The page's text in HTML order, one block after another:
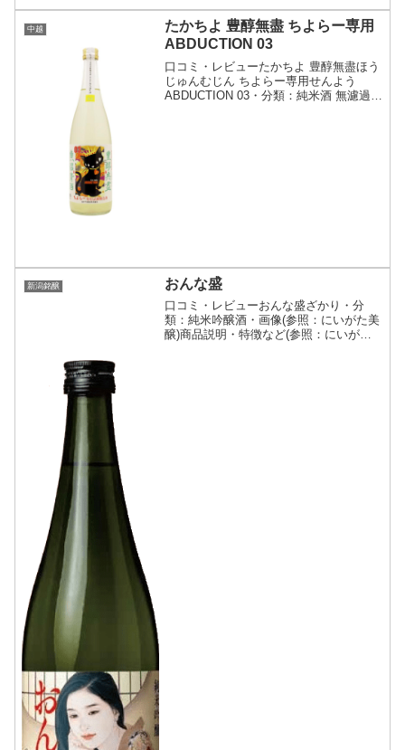
社)クリックで開閉地元産「高嶺錦」を全
量使用し、昔ながら...
中越
たかちよ 豊醇無盡 ちよらー専用
ABDUCTION 03
口コミ・レビューたかちよ 豊醇無盡ほう
じゅんむじん ちよらー専用せんよう
ABDUCTION 03・分類：純米酒 無濾過
新潟銘醸 おんな盛
口コミ・レビューおんな盛ざかり・分
類：純米吟醸酒・画像(参照：にいがた美
醸)商品説明・特徴など(参照：にいがた